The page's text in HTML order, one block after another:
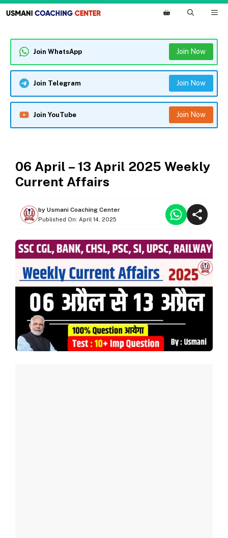
Skip
to
Join WhatsApp Join Now
Join Telegram Join Now
Join YouTube Join Now
06 April – 13 April 2025 Weekly
Current Affairs
by Usmani Coaching Center
Published On: April 14, 2025